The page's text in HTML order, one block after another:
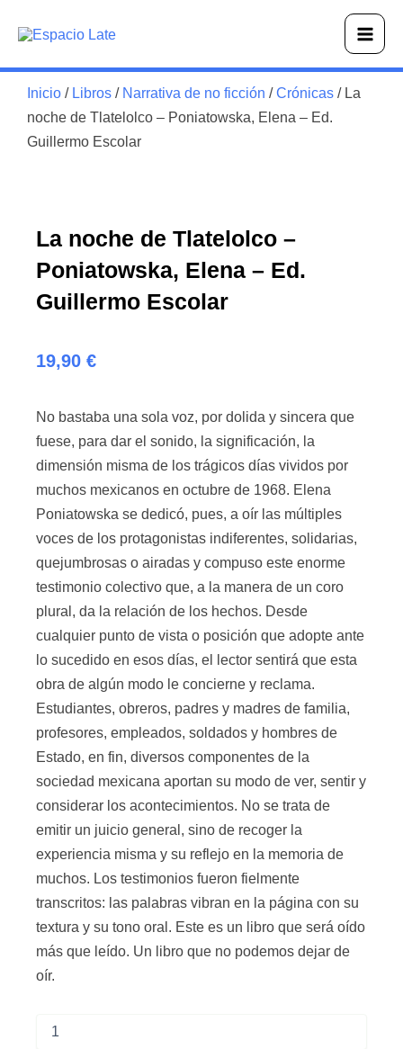
Main
Inicio / Libros / Narrativa de no ficción /Crónicas / La
noche de Tlatelolco – Poniatowska, Elena – Ed.
Guillermo Escolar
La noche de Tlatelolco –
Poniatowska, Elena – Ed.
Guillermo Escolar
19,90 €
No bastaba una sola voz, por dolida y sincera que
fuese, para dar el sonido, la significación, la
dimensión misma de los trágicos días vividos por
muchos mexicanos en octubre de 1968. Elena
Poniatowska se dedicó, pues, a oír las múltiples
voces de los protagonistas indiferentes, solidarias,
quejumbrosas o airadas y compuso este enorme
testimonio colectivo que, a la manera de un coro
plural, da la relación de los hechos. Desde
cualquier punto de vista o posición que adopte ante
lo sucedido en esos días, el lector sentirá que esta
obra de algún modo le concierne y reclama.
Estudiantes, obreros, padres y madres de familia,
profesores, empleados, soldados y hombres de
Estado, en fin, diversos componentes de la
sociedad mexicana aportan su modo de ver, sentir y
considerar los acontecimientos. No se trata de
emitir un juicio general, sino de recoger la
experiencia misma y su reflejo en la memoria de
muchos. Los testimonios fueron fielmente
transcritos: las palabras vibran en la página con su
textura y su tono oral. Este es un libro que será oído
más que leído. Un libro que no podemos dejar de
oír.
noche